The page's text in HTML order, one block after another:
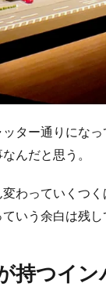
ター通りにな
んだと思う。
わっていくつ
いう余白は残し
持つイン